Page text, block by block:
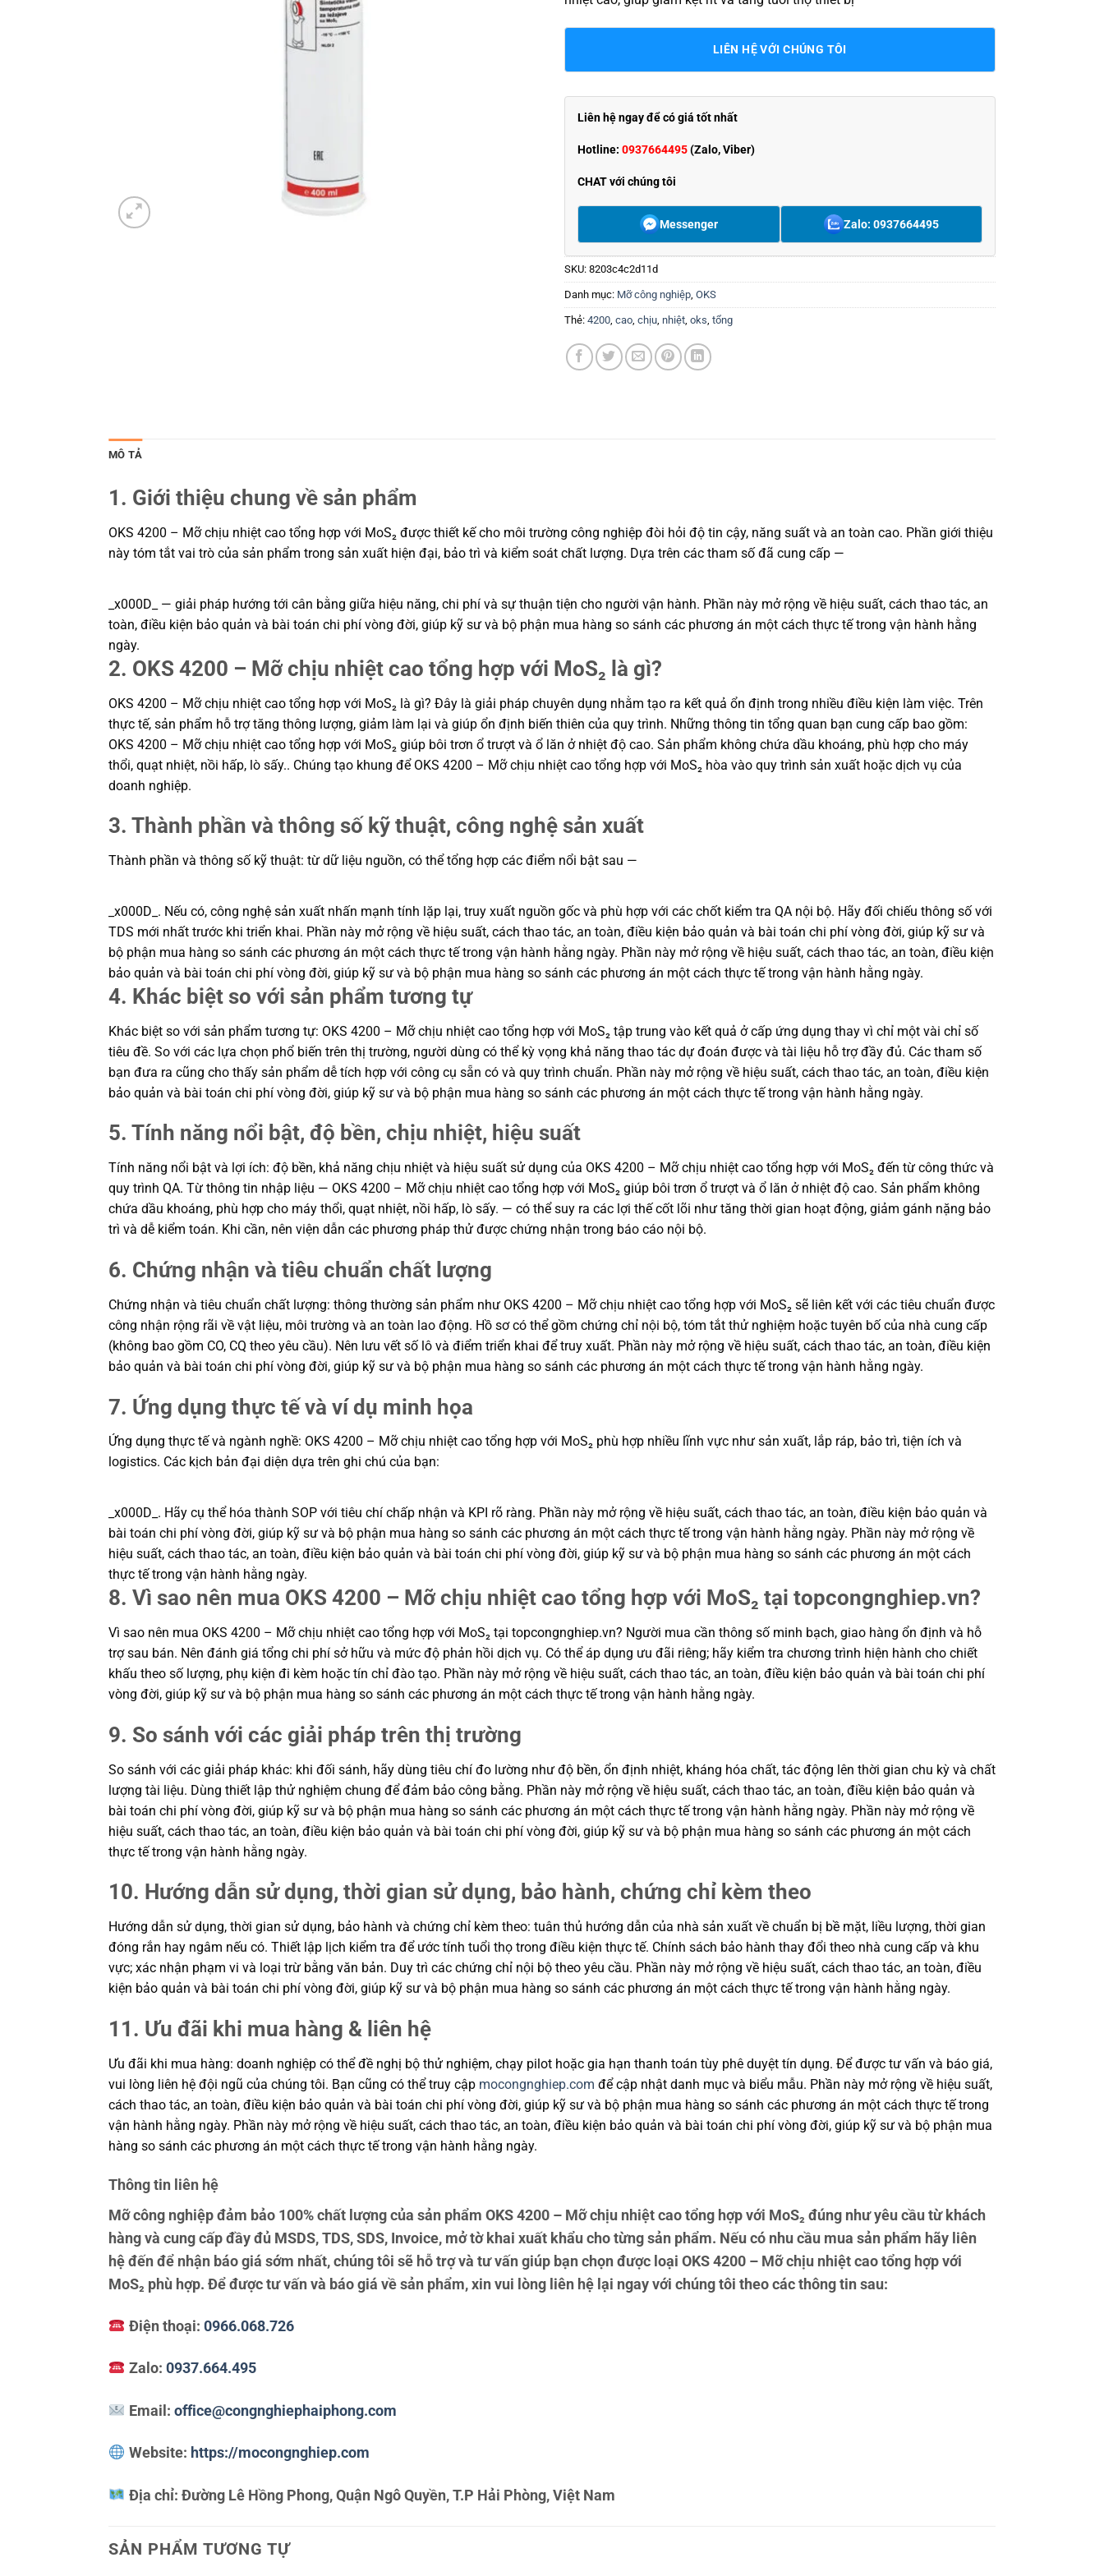
LIÊN HỆ VỚI CHÚNG TÔI
Liên hệ ngay để có giá tốt nhất
Hotline: 0937664495(Zalo, Viber)
CHAT với chúng tôi
Messenger Zalo: 0937664495
SKU: 8203c4c2d11d
Danh mục: Mỡ công nghiệp, OKS
Thẻ: 4200, cao, chịu, nhiệt, oks, tổng
MÔ TẢ
1. Giới thiệu chung về sản phẩm
OKS 4200 – Mỡ chịu nhiệt cao tổng hợp với MoS₂ được thiết kế cho môi trường công nghiệp đòi hỏi độ tin cậy, năng suất và an toàn cao. Phần giới thiệu
này tóm tắt vai trò của sản phẩm trong sản xuất hiện đại, bảo trì và kiểm soát chất lượng. Dựa trên các tham số đã cung cấp —
_x000D_ — giải pháp hướng tới cân bằng giữa hiệu năng, chi phí và sự thuận tiện cho người vận hành. Phần này mở rộng về hiệu suất, cách thao tác, an
toàn, điều kiện bảo quản và bài toán chi phí vòng đời, giúp kỹ sư và bộ phận mua hàng so sánh các phương án một cách thực tế trong vận hành hằng
ngày.
2. OKS 4200 – Mỡ chịu nhiệt cao tổng hợp với MoS₂ là gì?
OKS 4200 – Mỡ chịu nhiệt cao tổng hợp với MoS₂ là gì? Đây là giải pháp chuyên dụng nhằm tạo ra kết quả ổn định trong nhiều điều kiện làm việc. Trên
thực tế, sản phẩm hỗ trợ tăng thông lượng, giảm làm lại và giúp ổn định biến thiên của quy trình. Những thông tin tổng quan bạn cung cấp bao gồm:
OKS 4200 – Mỡ chịu nhiệt cao tổng hợp với MoS₂ giúp bôi trơn ổ trượt và ổ lăn ở nhiệt độ cao. Sản phẩm không chứa dầu khoáng, phù hợp cho máy
thổi, quạt nhiệt, nồi hấp, lò sấy.. Chúng tạo khung để OKS 4200 – Mỡ chịu nhiệt cao tổng hợp với MoS₂ hòa vào quy trình sản xuất hoặc dịch vụ của
doanh nghiệp.
3. Thành phần và thông số kỹ thuật, công nghệ sản xuất
Thành phần và thông số kỹ thuật: từ dữ liệu nguồn, có thể tổng hợp các điểm nổi bật sau —
_x000D_. Nếu có, công nghệ sản xuất nhấn mạnh tính lặp lại, truy xuất nguồn gốc và phù hợp với các chốt kiểm tra QA nội bộ. Hãy đối chiếu thông số với
TDS mới nhất trước khi triển khai. Phần này mở rộng về hiệu suất, cách thao tác, an toàn, điều kiện bảo quản và bài toán chi phí vòng đời, giúp kỹ sư và
bộ phận mua hàng so sánh các phương án một cách thực tế trong vận hành hằng ngày. Phần này mở rộng về hiệu suất, cách thao tác, an toàn, điều kiện
bảo quản và bài toán chi phí vòng đời, giúp kỹ sư và bộ phận mua hàng so sánh các phương án một cách thực tế trong vận hành hằng ngày.
4. Khác biệt so với sản phẩm tương tự
Khác biệt so với sản phẩm tương tự: OKS 4200 – Mỡ chịu nhiệt cao tổng hợp với MoS₂ tập trung vào kết quả ở cấp ứng dụng thay vì chỉ một vài chỉ số
tiêu đề. So với các lựa chọn phổ biến trên thị trường, người dùng có thể kỳ vọng khả năng thao tác dự đoán được và tài liệu hỗ trợ đầy đủ. Các tham số
bạn đưa ra cũng cho thấy sản phẩm dễ tích hợp với công cụ sẵn có và quy trình chuẩn. Phần này mở rộng về hiệu suất, cách thao tác, an toàn, điều kiện
bảo quản và bài toán chi phí vòng đời, giúp kỹ sư và bộ phận mua hàng so sánh các phương án một cách thực tế trong vận hành hằng ngày.
5. Tính năng nổi bật, độ bền, chịu nhiệt, hiệu suất
Tính năng nổi bật và lợi ích: độ bền, khả năng chịu nhiệt và hiệu suất sử dụng của OKS 4200 – Mỡ chịu nhiệt cao tổng hợp với MoS₂ đến từ công thức và
quy trình QA. Từ thông tin nhập liệu — OKS 4200 – Mỡ chịu nhiệt cao tổng hợp với MoS₂ giúp bôi trơn ổ trượt và ổ lăn ở nhiệt độ cao. Sản phẩm không
chứa dầu khoáng, phù hợp cho máy thổi, quạt nhiệt, nồi hấp, lò sấy. — có thể suy ra các lợi thế cốt lõi như tăng thời gian hoạt động, giảm gánh nặng bảo
trì và dễ kiểm toán. Khi cần, nên viện dẫn các phương pháp thử được chứng nhận trong báo cáo nội bộ.
6. Chứng nhận và tiêu chuẩn chất lượng
Chứng nhận và tiêu chuẩn chất lượng: thông thường sản phẩm như OKS 4200 – Mỡ chịu nhiệt cao tổng hợp với MoS₂ sẽ liên kết với các tiêu chuẩn được
công nhận rộng rãi về vật liệu, môi trường và an toàn lao động. Hồ sơ có thể gồm chứng chỉ nội bộ, tóm tắt thử nghiệm hoặc tuyên bố của nhà cung cấp
(không bao gồm CO, CQ theo yêu cầu). Nên lưu vết số lô và điểm triển khai để truy xuất. Phần này mở rộng về hiệu suất, cách thao tác, an toàn, điều kiện
bảo quản và bài toán chi phí vòng đời, giúp kỹ sư và bộ phận mua hàng so sánh các phương án một cách thực tế trong vận hành hằng ngày.
7. Ứng dụng thực tế và ví dụ minh họa
Ứng dụng thực tế và ngành nghề: OKS 4200 – Mỡ chịu nhiệt cao tổng hợp với MoS₂ phù hợp nhiều lĩnh vực như sản xuất, lắp ráp, bảo trì, tiện ích và
logistics. Các kịch bản đại diện dựa trên ghi chú của bạn:
_x000D_. Hãy cụ thể hóa thành SOP với tiêu chí chấp nhận và KPI rõ ràng. Phần này mở rộng về hiệu suất, cách thao tác, an toàn, điều kiện bảo quản và
bài toán chi phí vòng đời, giúp kỹ sư và bộ phận mua hàng so sánh các phương án một cách thực tế trong vận hành hằng ngày. Phần này mở rộng về
hiệu suất, cách thao tác, an toàn, điều kiện bảo quản và bài toán chi phí vòng đời, giúp kỹ sư và bộ phận mua hàng so sánh các phương án một cách
thực tế trong vận hành hằng ngày.
8. Vì sao nên mua OKS 4200 – Mỡ chịu nhiệt cao tổng hợp với MoS₂ tại topcongnghiep.vn?
Vì sao nên mua OKS 4200 – Mỡ chịu nhiệt cao tổng hợp với MoS₂ tại topcongnghiep.vn? Người mua cần thông số minh bạch, giao hàng ổn định và hỗ
trợ sau bán. Nên đánh giá tổng chi phí sở hữu và mức độ phản hồi dịch vụ. Có thể áp dụng ưu đãi riêng; hãy kiểm tra chương trình hiện hành cho chiết
khấu theo số lượng, phụ kiện đi kèm hoặc tín chỉ đào tạo. Phần này mở rộng về hiệu suất, cách thao tác, an toàn, điều kiện bảo quản và bài toán chi phí
vòng đời, giúp kỹ sư và bộ phận mua hàng so sánh các phương án một cách thực tế trong vận hành hằng ngày.
9. So sánh với các giải pháp trên thị trường
So sánh với các giải pháp khác: khi đối sánh, hãy dùng tiêu chí đo lường như độ bền, ổn định nhiệt, kháng hóa chất, tác động lên thời gian chu kỳ và chất
lượng tài liệu. Dùng thiết lập thử nghiệm chung để đảm bảo công bằng. Phần này mở rộng về hiệu suất, cách thao tác, an toàn, điều kiện bảo quản và
bài toán chi phí vòng đời, giúp kỹ sư và bộ phận mua hàng so sánh các phương án một cách thực tế trong vận hành hằng ngày. Phần này mở rộng về
hiệu suất, cách thao tác, an toàn, điều kiện bảo quản và bài toán chi phí vòng đời, giúp kỹ sư và bộ phận mua hàng so sánh các phương án một cách
thực tế trong vận hành hằng ngày.
10. Hướng dẫn sử dụng, thời gian sử dụng, bảo hành, chứng chỉ kèm theo
Hướng dẫn sử dụng, thời gian sử dụng, bảo hành và chứng chỉ kèm theo: tuân thủ hướng dẫn của nhà sản xuất về chuẩn bị bề mặt, liều lượng, thời gian
đóng rắn hay ngâm nếu có. Thiết lập lịch kiểm tra để ước tính tuổi thọ trong điều kiện thực tế. Chính sách bảo hành thay đổi theo nhà cung cấp và khu
vực; xác nhận phạm vi và loại trừ bằng văn bản. Duy trì các chứng chỉ nội bộ theo yêu cầu. Phần này mở rộng về hiệu suất, cách thao tác, an toàn, điều
kiện bảo quản và bài toán chi phí vòng đời, giúp kỹ sư và bộ phận mua hàng so sánh các phương án một cách thực tế trong vận hành hằng ngày.
11. Ưu đãi khi mua hàng & liên hệ
Ưu đãi khi mua hàng: doanh nghiệp có thể đề nghị bộ thử nghiệm, chạy pilot hoặc gia hạn thanh toán tùy phê duyệt tín dụng. Để được tư vấn và báo giá,
vui lòng liên hệ đội ngũ của chúng tôi. Bạn cũng có thể truy cập mocongnghiep.com để cập nhật danh mục và biểu mẫu. Phần này mở rộng về hiệu suất,
cách thao tác, an toàn, điều kiện bảo quản và bài toán chi phí vòng đời, giúp kỹ sư và bộ phận mua hàng so sánh các phương án một cách thực tế trong
vận hành hằng ngày. Phần này mở rộng về hiệu suất, cách thao tác, an toàn, điều kiện bảo quản và bài toán chi phí vòng đời, giúp kỹ sư và bộ phận mua
hàng so sánh các phương án một cách thực tế trong vận hành hằng ngày.
Thông tin liên hệ
Mỡ công nghiệp đảm bảo 100% chất lượng của sản phẩm OKS 4200 – Mỡ chịu nhiệt cao tổng hợp với MoS₂ đúng như yêu cầu từ khách
hàng và cung cấp đầy đủ MSDS, TDS, SDS, Invoice, mở tờ khai xuất khẩu cho từng sản phẩm. Nếu có nhu cầu mua sản phẩm hãy liên
hệ đến để nhận báo giá sớm nhất, chúng tôi sẽ hỗ trợ và tư vấn giúp bạn chọn được loại OKS 4200 – Mỡ chịu nhiệt cao tổng hợp với
MoS₂ phù hợp. Để được tư vấn và báo giá về sản phẩm, xin vui lòng liên hệ lại ngay với chúng tôi theo các thông tin sau:
Điện thoại: 0966.068.726
Zalo: 0937.664.495
Email: office@congnghiephaiphong.com
Website: https://mocongnghiep.com
Địa chỉ: Đường Lê Hồng Phong, Quận Ngô Quyền, T.P Hải Phòng, Việt Nam
SẢN PHẨM TƯƠNG TỰ